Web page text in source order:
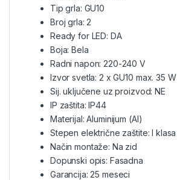
Tip grla: GU10
Broj grla: 2
Ready for LED: DA
Boja: Bela
Radni napon: 220-240 V
Izvor svetla: 2 x GU10 max. 35 W
Sij. uključene uz proizvod: NE
IP zaštita: IP44
Materijal: Aluminijum (Al)
Stepen električne zaštite: I klasa
Način montaže: Na zid
Dopunski opis: Fasadna
Garancija: 25 meseci